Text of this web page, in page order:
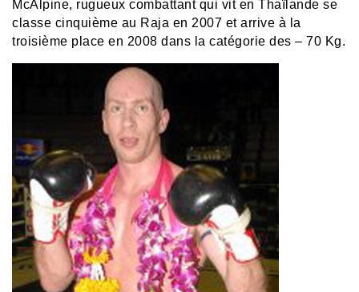
McAlpine, rugueux combattant qui vit en Thaïlande se
classe cinquième au Raja en 2007 et arrive à la
troisième place en 2008 dans la catégorie des – 70 Kg.